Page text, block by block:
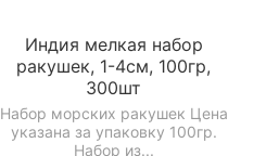
Индия мелкая набор
ракушек, 1-4см, 100гр,
300шт
Набор морских ракушек Цена
указана за упаковку 100гр.
Набор из...